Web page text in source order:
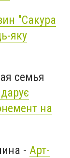
"Сакура
яку
семья
на
- Арт-